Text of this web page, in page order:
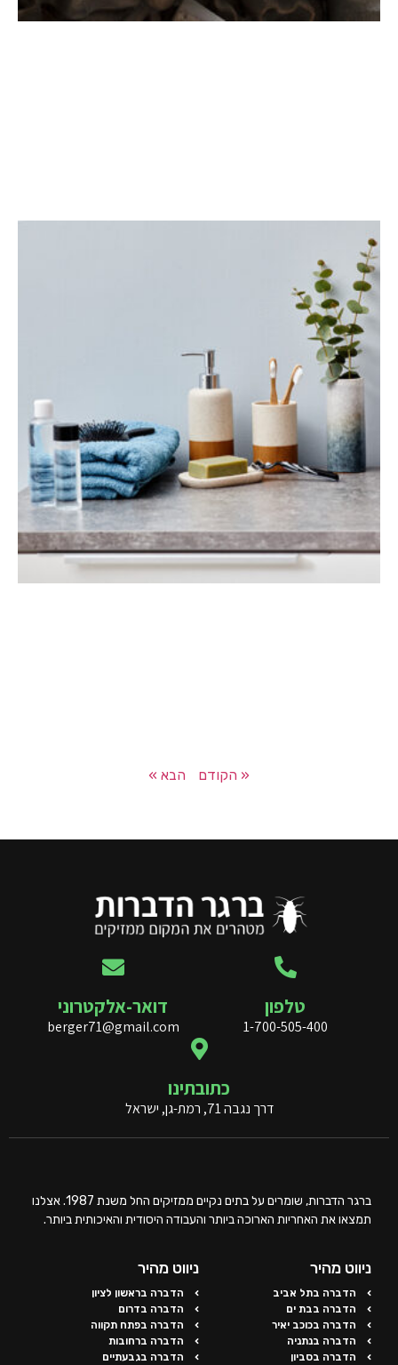
« הקודם הבא »
טלפון
1-700-505-400
דואר-אלקטרוני
berger71@gmail.com
כתובתינו
דרך נגבה 71, רמת-גן, ישראל
ברגר הדברות, שומרים על בתים נקיים ממזיקים החל משנת 1987. אצלנו
תמצאו את האחריות הארוכה ביותר והעבודה היסודית והאיכותית ביותר.
ניווט מהיר
הדברה בתל אביב
הדברה בבת ים
הדברה בכוכב יאיר
הדברה בנתניה
הדברה בסביון
ניווט מהיר
הדברה בראשון לציון
הדברה בדרום
הדברה בפתח תקווה
הדברה ברחובות
הדברה בגבעתיים